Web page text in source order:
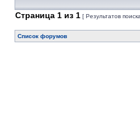
Страница 1 из 1 [ Результатов
Список форумов